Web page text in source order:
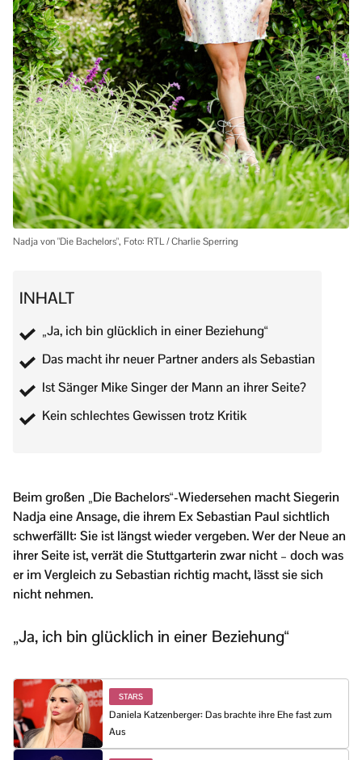
Nadja von "Die Bachelors", Foto: RTL / Charlie Sperring
INHALT
„Ja, ich bin glücklich in einer Beziehung“
Das macht ihr neuer Partner anders als Sebastian
Ist Sänger Mike Singer der Mann an ihrer Seite?
Kein schlechtes Gewissen trotz Kritik
Beim großen „Die Bachelors“-Wiedersehen macht Siegerin
Nadja eine Ansage, die ihrem Ex Sebastian Paul sichtlich
schwerfällt: Sie ist längst wieder vergeben. Wer der Neue an
ihrer Seite ist, verrät die Stuttgarterin zwar nicht – doch was
er im Vergleich zu Sebastian richtig macht, lässt sie sich
nicht nehmen.
„Ja, ich bin glücklich in einer Beziehung“
STARS
Daniela Katzenberger: Das brachte ihre Ehe fast zum
Aus